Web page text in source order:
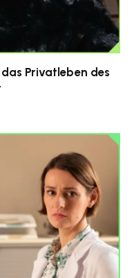
Privatleben des